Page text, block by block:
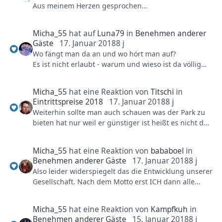
Obwohl ich mir hier etwas mehr Sorgfältigkeit
Und das ist die beste Variante, wenn beide Seiten
mitmachen geht es schnell und beide Seiten sind
glücklich.
Aus meinem Herzen gesprochen...
Micha_55 hat aufLuna79 in Benehmen anderer
Gäste
17. Januar 20188 j
Wo fängt man da an und wo hört man auf?
Es ist nicht erlaubt - warum und wieso ist da völlig
hinnehmen. So funktioniert "Gesellschaft" nun mal.
Micha_55 hat eine Reaktion vonTitschi in
Eintrittspreise 2018
17. Januar 20188 j
Weiterhin sollte man auch schauen was der Park zu
bieten hat nur weil er günstiger ist heißt es nicht das
Phantasialand. Man kann alle nicht vergleichen oder
über einen Kamm scheren.
Micha_55 hat eine Reaktion von bababoel in
Benehmen anderer Gäste
17. Januar 20188 j
Also leider widerspiegelt das die Entwicklung unserer
Gesellschaft. Nach dem Motto erst ICH dann alle
letztem 20 Jahre betrachtet ist das schon
Micha_55 hat eine Reaktion von Kampfkuh in
Benehmen anderer Gäste
15. Januar 20188 j